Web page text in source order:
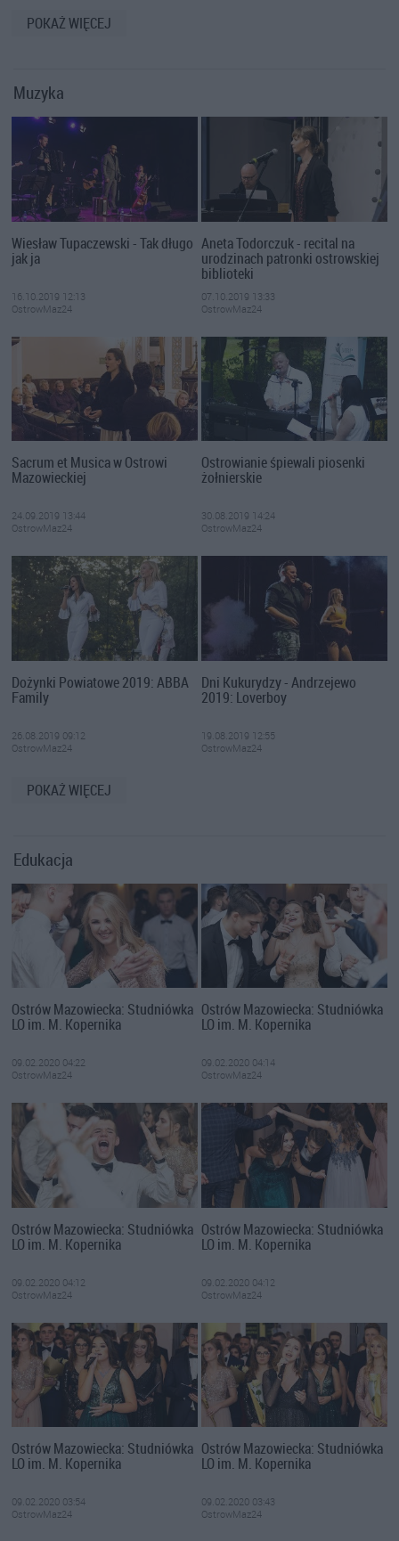
POKAŻ WIĘCEJ
Muzyka
Wiesław Tupaczewski - Tak długo
jak ja
16.10.2019 12:13
OstrowMaz24
Aneta Todorczuk - recital na
urodzinach patronki ostrowskiej
biblioteki
07.10.2019 13:33
OstrowMaz24
Sacrum et Musica w Ostrowi
Mazowieckiej
24.09.2019 13:44
OstrowMaz24
Ostrowianie śpiewali piosenki
żołnierskie
30.08.2019 14:24
OstrowMaz24
Dożynki Powiatowe 2019: ABBA
Family
26.08.2019 09:12
OstrowMaz24
Dni Kukurydzy - Andrzejewo
2019: Loverboy
19.08.2019 12:55
OstrowMaz24
POKAŻ WIĘCEJ
Edukacja
Ostrów Mazowiecka: Studniówka
LO im. M. Kopernika
09.02.2020 04:22
OstrowMaz24
Ostrów Mazowiecka: Studniówka
LO im. M. Kopernika
09.02.2020 04:14
OstrowMaz24
Ostrów Mazowiecka: Studniówka
LO im. M. Kopernika
09.02.2020 04:12
OstrowMaz24
Ostrów Mazowiecka: Studniówka
LO im. M. Kopernika
09.02.2020 04:12
OstrowMaz24
Ostrów Mazowiecka: Studniówka
LO im. M. Kopernika
09.02.2020 03:54
OstrowMaz24
Ostrów Mazowiecka: Studniówka
LO im. M. Kopernika
09.02.2020 03:43
OstrowMaz24